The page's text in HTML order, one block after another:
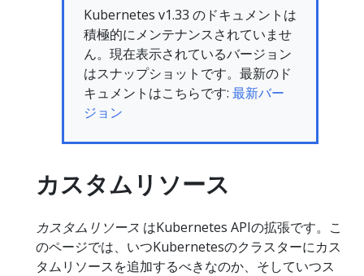
Kubernetes v1.33 のドキュメントは
積極的にメンテナンスされていませ
ん。現在表示されているバージョン
はスナップショットです。最新のド
キュメントはこちらです: 最新バー
ジョン
カスタムリソース
カスタムリソース はKubernetes APIの拡張です。こ
のページでは、いつKubernetesのクラスターにカス
タムリソースを追加するべきなのか、そしていつス